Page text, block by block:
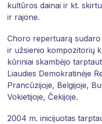
kultūros dainai ir kt.
ir rajone.
Choro repertuarą
ir užsienio kompozitorių
kūriniai skambėjo
Liaudies Demokratinėje
Prancūzijoje, Belgijoje,
Vokietijoje, Čekijoje.
2004 m. inicijuotas